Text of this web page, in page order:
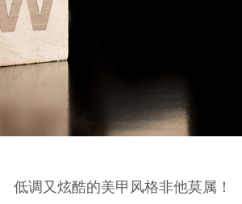
低调又炫酷的美甲风格非他莫属！